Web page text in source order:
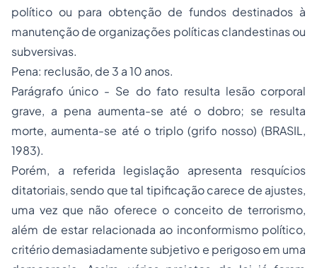
político ou para obtenção de fundos destinados à
manutenção de organizações políticas clandestinas ou
subversivas.
Pena: reclusão, de 3 a 10 anos.
Parágrafo único - Se do fato resulta lesão corporal
grave, a pena aumenta-se até o dobro; se resulta
morte, aumenta-se até o triplo (grifo nosso) (BRASIL,
1983).
Porém, a referida legislação apresenta resquícios
ditatoriais, sendo que tal tipificação carece de ajustes,
uma vez que não oferece o conceito de terrorismo,
além de estar relacionada ao inconformismo político,
critério demasiadamente subjetivo e perigoso em uma